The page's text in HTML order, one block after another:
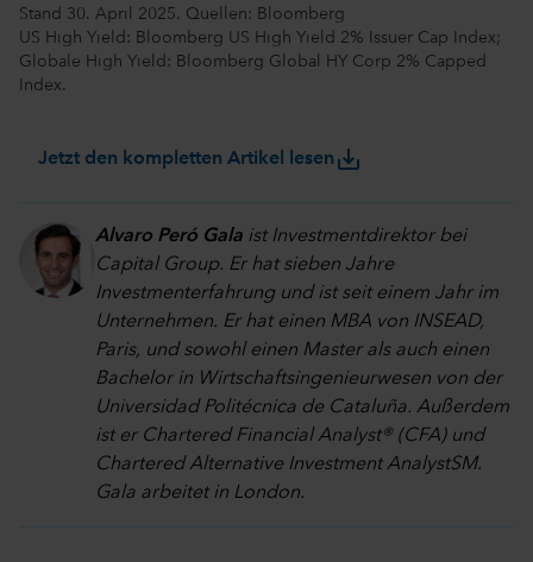
Stand 30. April 2025. Quellen: Bloomberg
US High Yield: Bloomberg US High Yield 2% Issuer Cap Index;
Globale High Yield: Bloomberg Global HY Corp 2% Capped
Index.
Jetzt den kompletten Artikel lesen save_alt
Alvaro Peró Gala ist Investmentdirektor bei
Capital Group. Er hat sieben Jahre
Investmenterfahrung und ist seit einem Jahr im
Unternehmen. Er hat einen MBA von INSEAD,
Paris, und sowohl einen Master als auch einen
Bachelor in Wirtschaftsingenieurwesen von der
Universidad Politécnica de Cataluña. Außerdem
ist er Chartered Financial Analyst® (CFA) und
Chartered Alternative Investment AnalystSM.
Gala arbeitet in London.